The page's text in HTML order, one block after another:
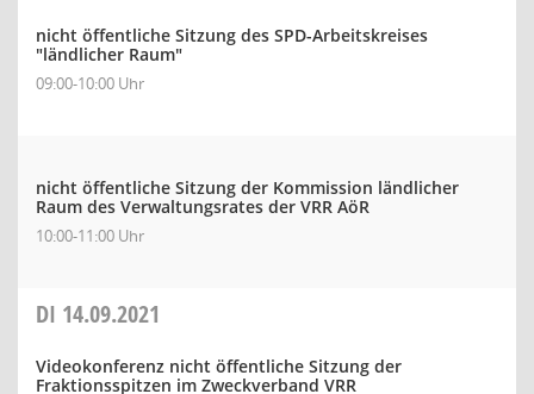
nicht öffentliche Sitzung des SPD-Arbeitskreises
"ländlicher Raum"
09:00-10:00 Uhr
nicht öffentliche Sitzung der Kommission ländlicher
Raum des Verwaltungsrates der VRR AöR
10:00-11:00 Uhr
DI 14.09.2021
Videokonferenz nicht öffentliche Sitzung der
Fraktionsspitzen im Zweckverband VRR